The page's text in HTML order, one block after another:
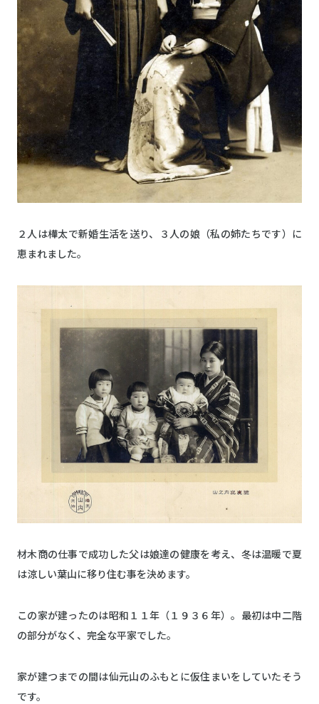
２人は樺太で新婚生活を送り、３人の娘（私の姉たちです）に
恵まれました。
材木商の仕事で成功した父は娘達の健康を考え、冬は温暖で夏
は涼しい葉山に移り住む事を決めます。
この家が建ったのは昭和１１年（１９３６年）。最初は中二階
の部分がなく、完全な平家でした。
家が建つまでの間は仙元山のふもとに仮住まいをしていたそう
です。